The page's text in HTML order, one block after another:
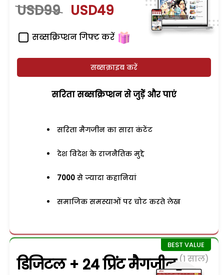
USD99 USD49
सब्सक्रिप्शन गिफ्ट करें
सब्सक्राइब करें
सरिता सब्सक्रिप्शन से जुड़ेें और पाएं
सरिता मैगजीन का सारा कंटेंट
देश विदेश के राजनैतिक मुद्दे
7000 से ज्यादा कहानियां
समाजिक समस्याओं पर चोट करते लेख
डिजिटल + 24 प्रिंट मैगजीन (1 साल)